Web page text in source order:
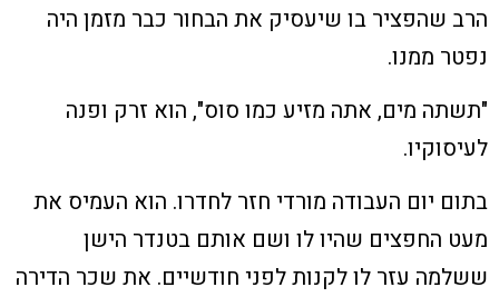
הרב שהפציר בו שיעסיק את הבחור כבר מזמן היה
נפטר ממנו.
"תשתה מים, אתה מזיע כמו סוס", הוא זרק ופנה
לעיסוקיו.
בתום יום העבודה מורדי חזר לחדרו. הוא העמיס את
מעט החפצים שהיו לו ושם אותם בטנדר הישן
ששלמה עזר לו לקנות לפני חודשיים. את שכר הדירה